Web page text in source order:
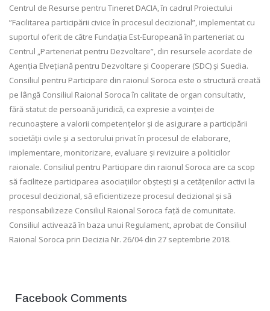
Centrul de Resurse pentru Tineret DACIA, în cadrul Proiectului
”Facilitarea participării civice în procesul decizional”, implementat cu
suportul oferit de către Fundația Est-Europeană în parteneriat cu
Centrul „Parteneriat pentru Dezvoltare”, din resursele acordate de
Agenția Elvețiană pentru Dezvoltare și Cooperare (SDC) și Suedia.
Consiliul pentru Participare din raionul Soroca este o structură creată
pe lângă Consiliul Raional Soroca în calitate de organ consultativ,
fără statut de persoană juridică, ca expresie a voinței de
recunoaștere a valorii competențelor și de asigurare a participării
societății civile și a sectorului privat în procesul de elaborare,
implementare, monitorizare, evaluare și revizuire a politicilor
raionale. Consiliul pentru Participare din raionul Soroca are ca scop
să faciliteze participarea asociațiilor obștești și a cetățenilor activi la
procesul decizional, să eficientizeze procesul decizional și să
responsabilizeze Consiliul Raional Soroca față de comunitate.
Consiliul activează în baza unui Regulament, aprobat de Consiliul
Raional Soroca prin Decizia Nr. 26/04 din 27 septembrie 2018.
Facebook Comments